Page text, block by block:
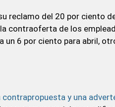
reclamo del 20 por ciento
contraoferta de los
un 6 por ciento para abril,
y una